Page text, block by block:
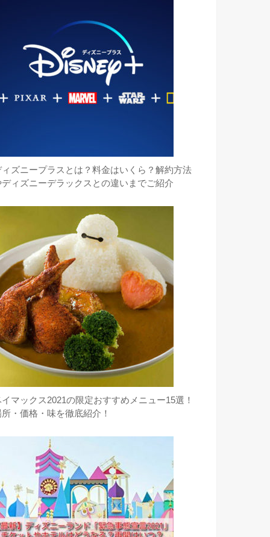
ィズニープラスとは？料金はいくら？解約方法
ディズニーデラックスとの違いまでご紹介
イマックス2021の限定おすすめメニュー15選！
・価格・味を徹底紹介！